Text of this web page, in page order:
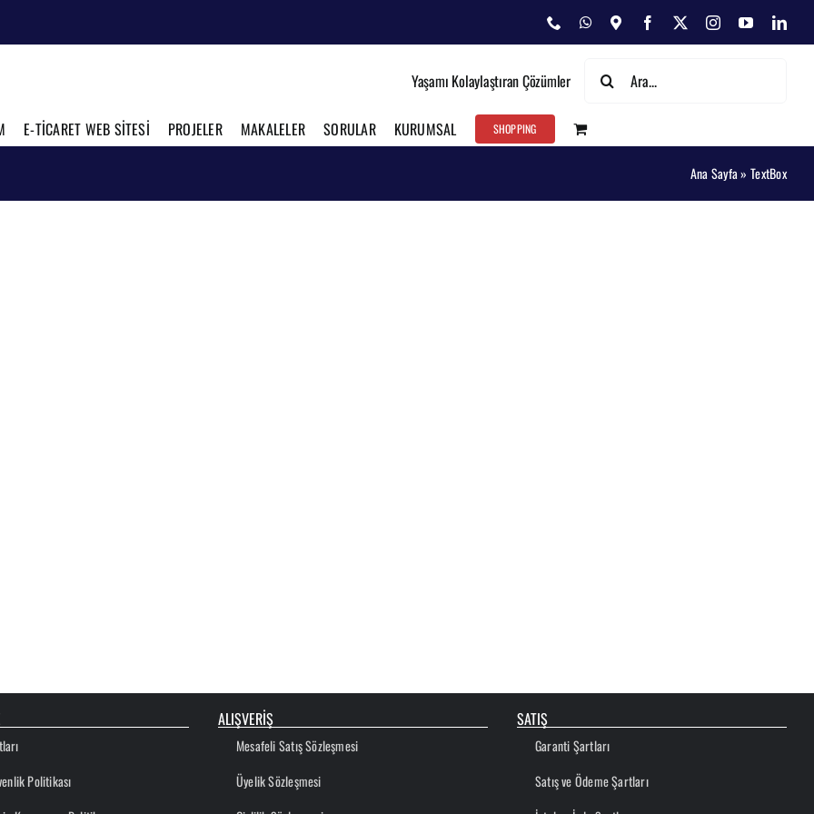
Phone WhatsApp
Map Facebook Instagram
YouTube
Yaşamı Kolaylaştıran Çözümler Ara:
E-TİCARET WEB SİTESİ PROJELER MAKALELER SORULAR KURUMSAL SHOPPING
Ana Sayfa» TextBox
Politikası
ALIŞVERİŞ
Mesafeli Satış Sözleşmesi
Üyelik Sözleşmesi
SATIŞ
Garanti Şartları
Satış ve Ödeme Şartları